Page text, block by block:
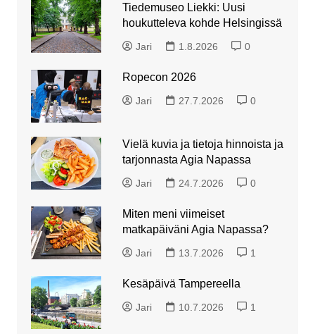
Tiedemuseo Liekki: Uusi
houkutteleva kohde Helsingissä
Jari 1.8.2026 0
Ropecon 2026
Jari 27.7.2026 0
Vielä kuvia ja tietoja hinnoista ja
tarjonnasta Agia Napassa
Jari 24.7.2026 0
Miten meni viimeiset
matkapäiväni Agia Napassa?
Jari 13.7.2026 1
Kesäpäivä Tampereella
Jari 10.7.2026 1